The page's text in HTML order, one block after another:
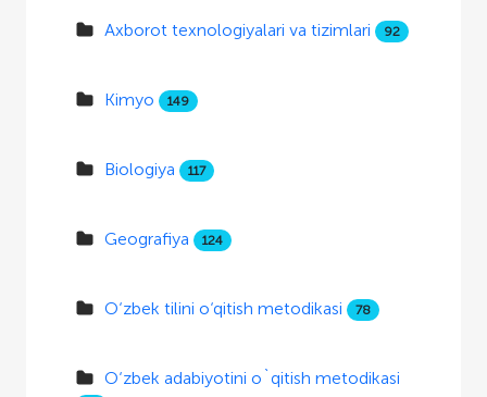
Axborot texnologiyalari va tizimlari 92
Kimyo 149
Biologiya 117
Geografiya 124
O‘zbek tilini o‘qitish metodikasi 78
O‘zbek adabiyotini o`qitish metodikasi